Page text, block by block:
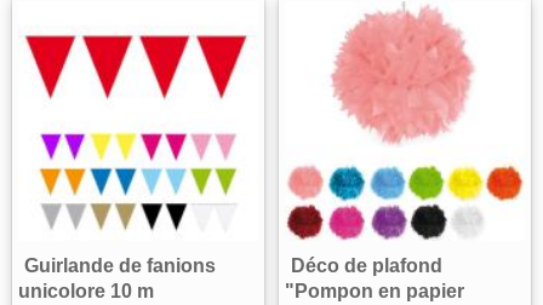
Guirlande de fanions
unicolore 10 m
Déco de plafond
"Pompon en papier